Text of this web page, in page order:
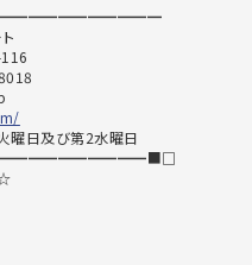
曜日及び第2水曜日
☆